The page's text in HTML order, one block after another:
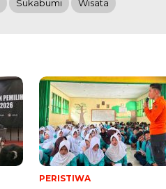
Sukabumi Wisata
PERISTIWA